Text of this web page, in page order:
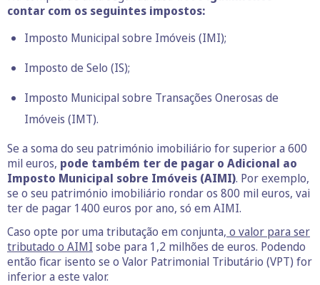
contar com os seguintes impostos:
Imposto Municipal sobre Imóveis (IMI);
Imposto de Selo (IS);
Imposto Municipal sobre Transações Onerosas de
Imóveis (IMT).
Se a soma do seu património imobiliário for superior a 600
mil euros, pode também ter de pagar o Adicional ao
Imposto Municipal sobre Imóveis (AIMI). Por exemplo,
se o seu património imobiliário rondar os 800 mil euros, vai
ter de pagar 1400 euros por ano, só em AIMI.
Caso opte por uma tributação em conjunta, o valor para ser
tributado o AIMI sobe para 1,2 milhões de euros. Podendo
então ficar isento se o Valor Patrimonial Tributário (VPT) for
inferior a este valor.